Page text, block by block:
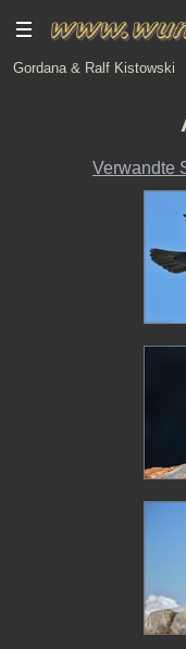
Gordana & Ralf Kistowski
Verwandte